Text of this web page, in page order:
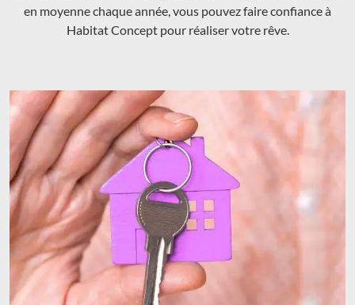
en moyenne chaque année, vous pouvez faire confiance à
Habitat Concept pour réaliser votre rêve.